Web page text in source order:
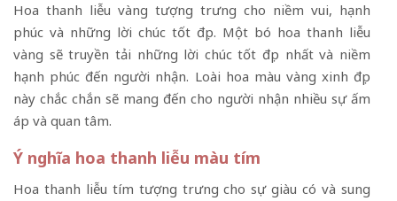
Hoa thanh liễu vàng tượng trưng cho niềm vui, hạnh
phúc và những lời chúc tốt đẹp. Một bó hoa thanh liễu
vàng sẽ truyền tải những lời chúc tốt đẹp nhất và niềm
hạnh phúc đến người nhận. Loài hoa màu vàng xinh đẹp
này chắc chắn sẽ mang đến cho người nhận nhiều sự ấm
áp và quan tâm.
Ý nghĩa hoa thanh liễu màu tím
Hoa thanh liễu tím tượng trưng cho sự giàu có và sung